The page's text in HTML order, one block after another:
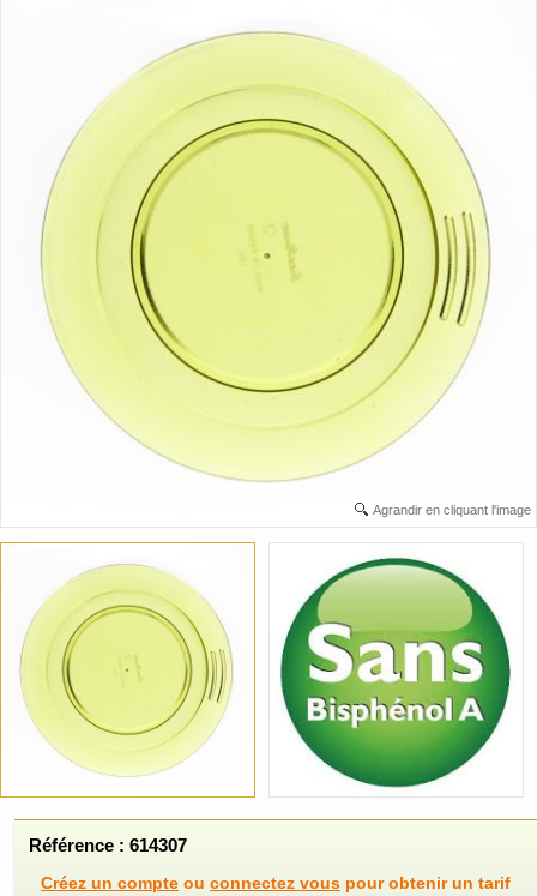
Agrandir en cliquant l'image
Référence : 614307
Créez un compte ou connectez vous pour obtenir un tarif